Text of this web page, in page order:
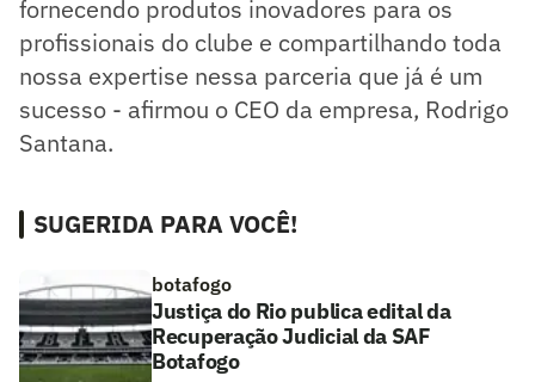
fornecendo produtos inovadores para os
profissionais do clube e compartilhando toda
nossa expertise nessa parceria que já é um
sucesso - afirmou o CEO da empresa, Rodrigo
Santana.
SUGERIDA PARA VOCÊ!
botafogo
Justiça do Rio publica edital da
Recuperação Judicial da SAF
Botafogo